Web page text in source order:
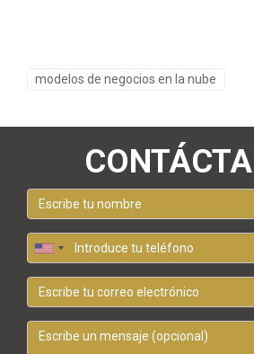
modelos de negocios en la nube